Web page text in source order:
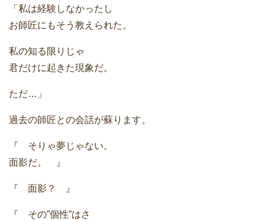
「私は経験しなかったし
お師匠にもそう教えられた。
私の知る限りじゃ
君だけに起きた現象だ。
ただ…」
過去の師匠との会話が蘇ります。
『 そりゃ夢じゃない。
面影だ。 』
『 面影？ 』
『 その”個性”はさ